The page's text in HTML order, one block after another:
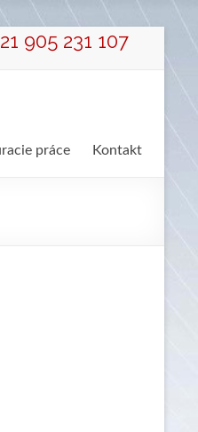
905 231 107
práce Kontakt